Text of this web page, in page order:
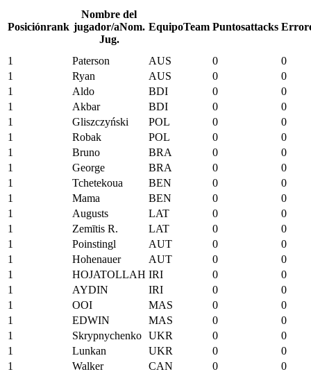
Posiciónrank
Nombre del
jugador/aNom.
Jug.
EquipoTeam Puntosattacks
1 Paterson AUS 0
0
1
Ryan AUS 0
0
1
Aldo BDI 0
0
1
Akbar BDI 0
0
1
Gliszczyński POL 0
0
1
Robak POL 0
0
1
Bruno BRA 0
0
1
George BRA 0
0
1
Tchetekoua BEN 0
0
1
Mama BEN 0
0
1
Augusts LAT 0
0
1
Zemītis R. LAT 0
0
1
Poinstingl AUT 0
0
1
Hohenauer AUT 0
0
1
HOJATOLLAH IRI 0
0
1
AYDIN IRI 0
0
1
OOI MAS 0
0
1
EDWIN MAS 0
0
1
Skrypnychenko UKR 0
0
1
Lunkan UKR 0
0
1
Walker CAN 0
0